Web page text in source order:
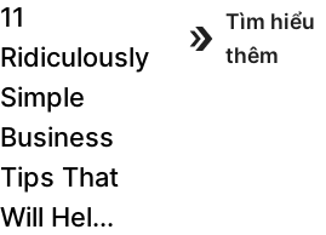
11
Ridiculously
Simple
Business
Tips That
Will Hel...
Tìm hiểu
thêm